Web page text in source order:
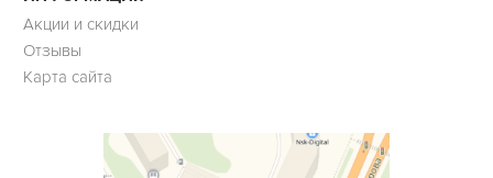
Акции и скидки
Отзывы
Карта сайта